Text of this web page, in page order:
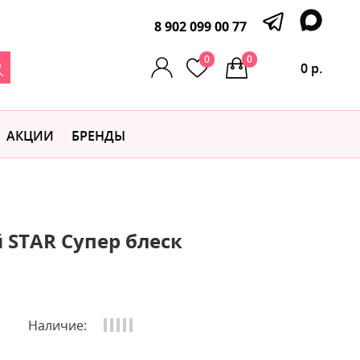
8 902 099 00 77
0
0 р.
0
АКЦИИ БРЕНДЫ
Супер блеск
Наличие: